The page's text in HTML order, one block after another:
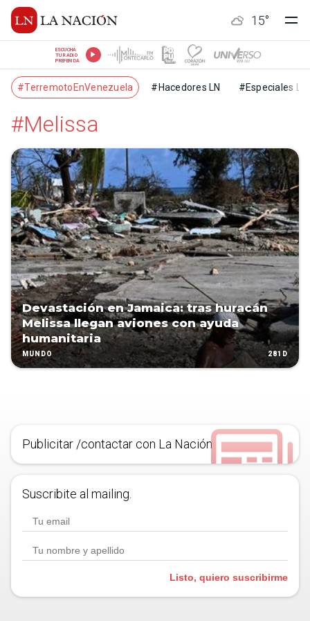
15°
ESCUCHÁ
TU RADIO
PREFERIDA
#TerremotoEnVenezuela #Hacedores LN #Especiales LN
#Melissa
Devastación en Jamaica: tras huracán
Melissa llegan aviones con ayuda
humanitaria
MUNDO 281D
Publicitar /contactar con La Nación
Suscribite al mailing.
Listo, quiero suscribirme